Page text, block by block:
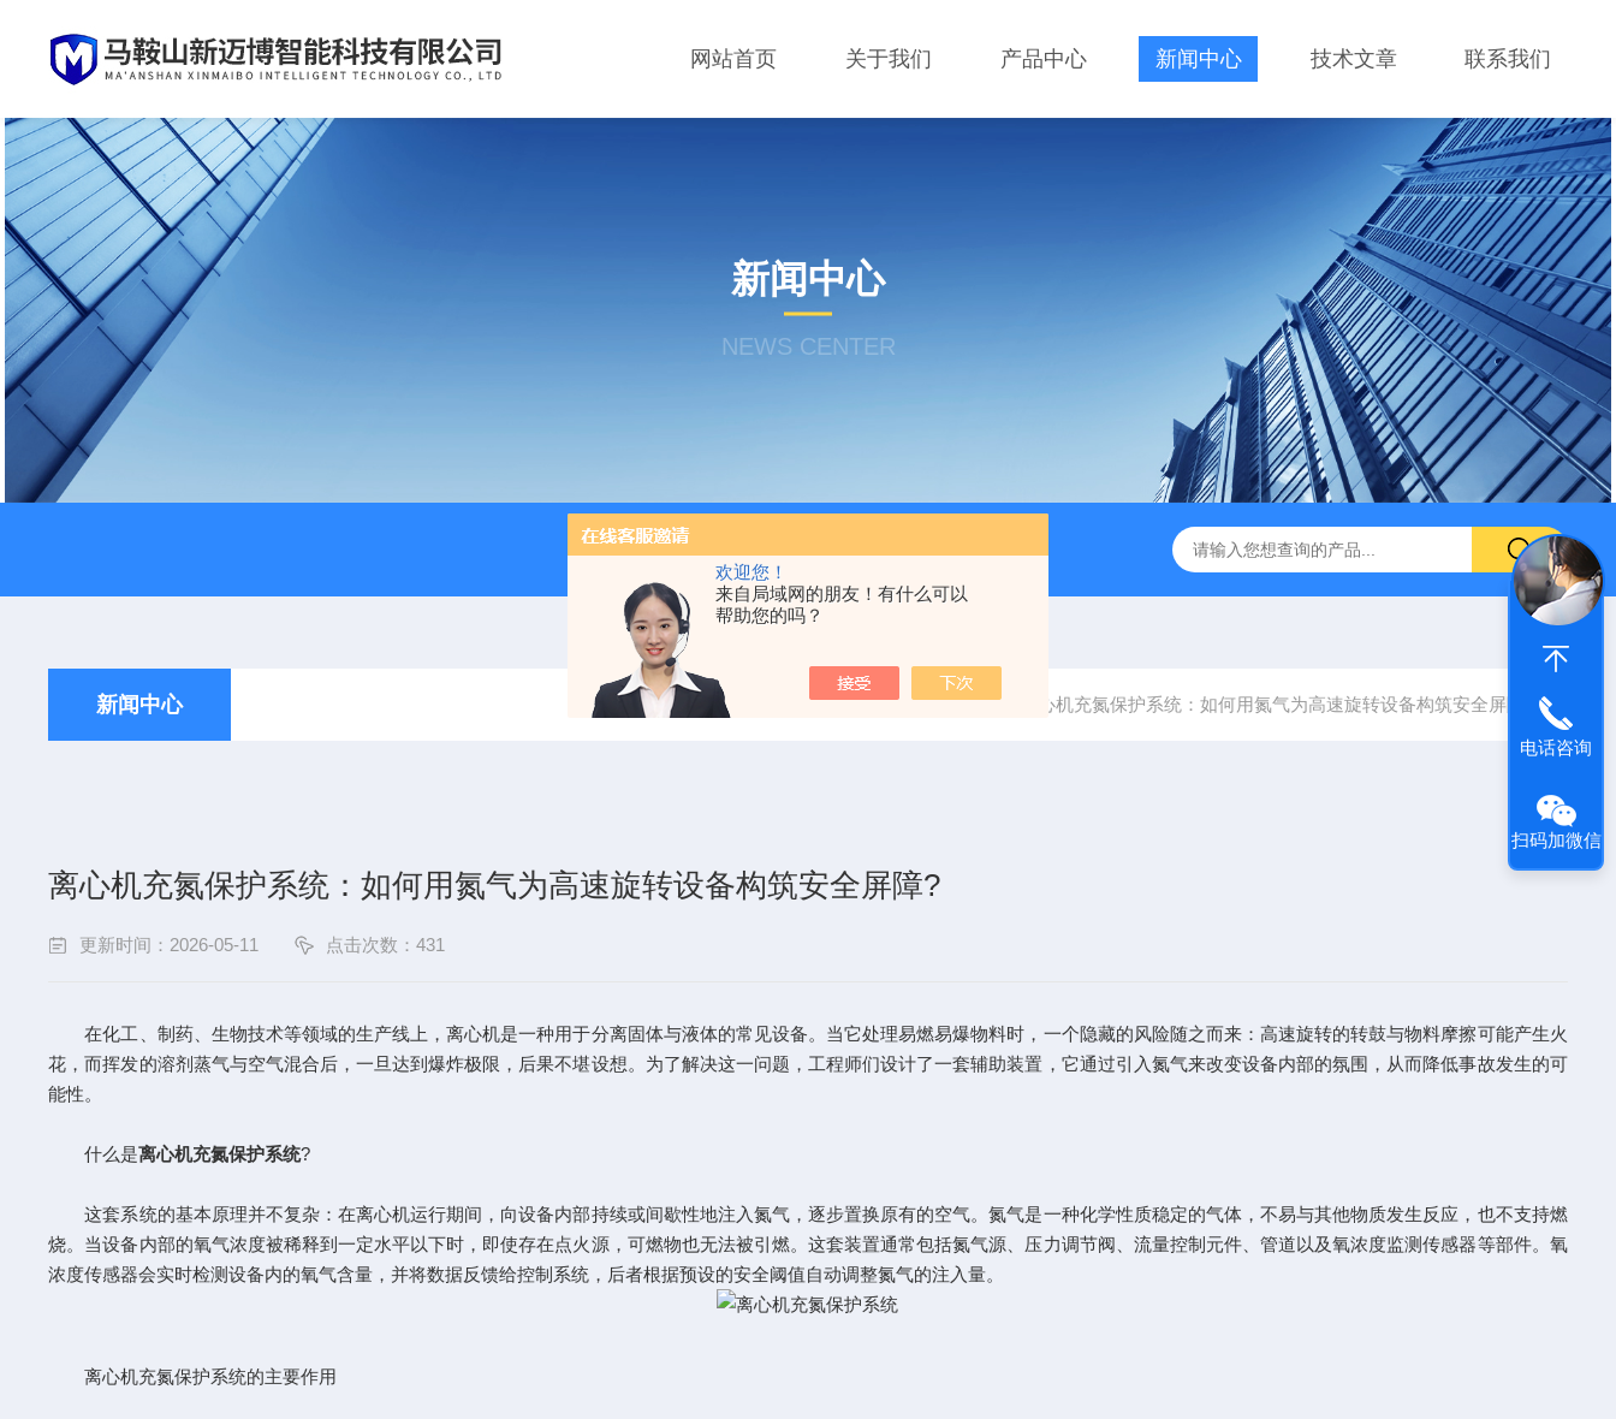
欢迎您！
来自局域网的朋友！有什么可以
帮助您的吗？
网站首页 关于我们 产品中心 新闻中心 技术文章 联系我们
新闻中心
NEWS CENTER
新闻中心 当前位置：首页 新闻中心 离心机充氮保护系统：如何用氮气为高速旋转设备构筑安全屏障?
离心机充氮保护系统：如何用氮气为高速旋转设备构筑安全屏障?
更新时间：2026-05-11 点击次数：431
在化工、制药、生物技术等领域的生产线上，离心机是一种用于分离固体与液体的常见设备。当它处理易燃易爆物料时，一个隐藏的风险随之而来：高速旋转的转鼓与物料摩擦可能产生火
花，而挥发的溶剂蒸气与空气混合后，一旦达到爆炸极限，后果不堪设想。为了解决这一问题，工程师们设计了一套辅助装置，它通过引入氮气来改变设备内部的氛围，从而降低事故发生的可
能性。
什么是离心机充氮保护系统?
这套系统的基本原理并不复杂：在离心机运行期间，向设备内部持续或间歇性地注入氮气，逐步置换原有的空气。氮气是一种化学性质稳定的气体，不易与其他物质发生反应，也不支持燃
烧。当设备内部的氧气浓度被稀释到一定水平以下时，即使存在点火源，可燃物也无法被引燃。这套装置通常包括氮气源、压力调节阀、流量控制元件、管道以及氧浓度监测传感器等部件。氧
浓度传感器会实时检测设备内的氧气含量，并将数据反馈给控制系统，后者根据预设的安全阈值自动调整氮气的注入量。
离心机充氮保护系统的主要作用
电话咨询
扫码加微信